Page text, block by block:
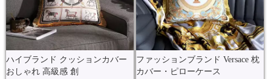
ハイブランド クッションカバー
おしゃれ 高級感 創
ファッションブランド Versace 枕
カバー・ピローケース